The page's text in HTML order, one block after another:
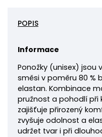
POPIS
Informace
Ponožky (unisex) jsou
směsi v poměru 80 %
elastan. Kombinace
pružnost a pohodlí při
zajišťuje přirozený
zvyšuje odolnost a
udržet tvar i při